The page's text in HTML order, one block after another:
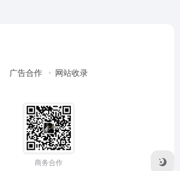
广告合作 网站收录
商务合作